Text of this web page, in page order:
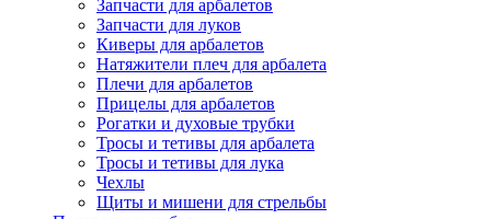
Запчасти для арбалетов
Запчасти для луков
Киверы для арбалетов
Натяжители плеч для арбалета
Плечи для арбалетов
Прицелы для арбалетов
Рогатки и духовые трубки
Тросы и тетивы для арбалета
Тросы и тетивы для лука
Чехлы
Щиты и мишени для стрельбы